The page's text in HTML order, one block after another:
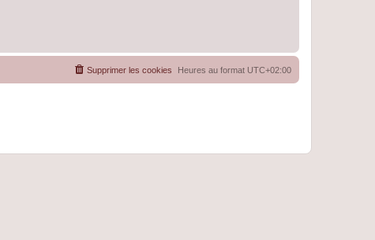
Heures au format UTC+02:00
Supprimer les cookies